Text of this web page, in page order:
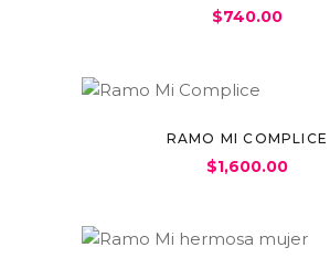
$740.00
RAMO MI COMPLICE
$1,600.00